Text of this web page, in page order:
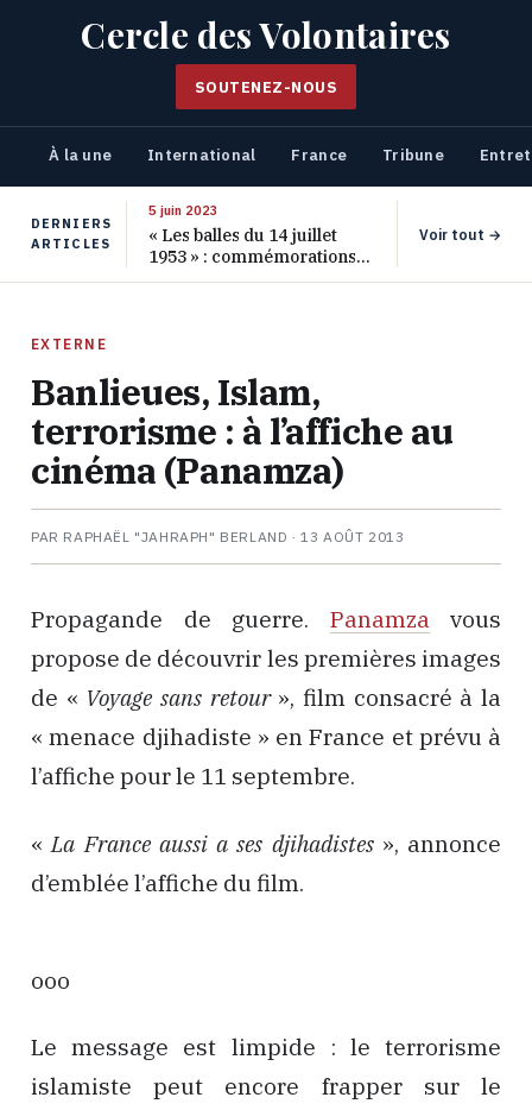
Cercle des Volontaires
SOUTENEZ-NOUS
À la une International France Tribune
DERNIERS
ARTICLES
5 juin 2023
« Les balles du 14 juillet
1953 » : commémorations
pour les 70 ans de ce
Voir tout →
EXTERNE
Banlieues, Islam,
terrorisme : à l’affiche au
cinéma (Panamza)
PAR RAPHAËL "JAHRAPH" BERLAND ·13 AOÛT 2013
Propagande de guerre. Panamzavous
propose de découvrir les premières images
de « Voyage sans retour», film consacré à la
« menace djihadiste » en France et prévu à
l’affiche pour le 11 septembre.
« La France aussi a ses djihadistes», annonce
d’emblée l’affiche du film.
ooo
Le message est limpide : le terrorisme
islamiste peut encore frapper sur le